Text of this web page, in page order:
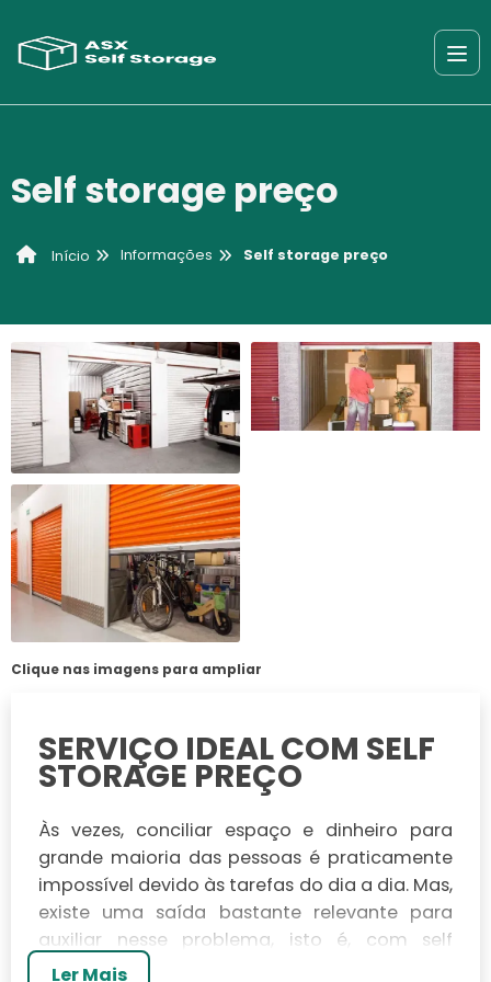
Self storage preço
Início Informações Self storage preço
Clique nas imagens para ampliar
SERVIÇO IDEAL COM SELF
STORAGE PREÇO
Às vezes, conciliar espaço e dinheiro para
grande maioria das pessoas é praticamente
impossível devido às tarefas do dia a dia. Mas,
existe uma saída bastante relevante para
auxiliar nesse problema, isto é, com self
storage preço.
Ler Mais